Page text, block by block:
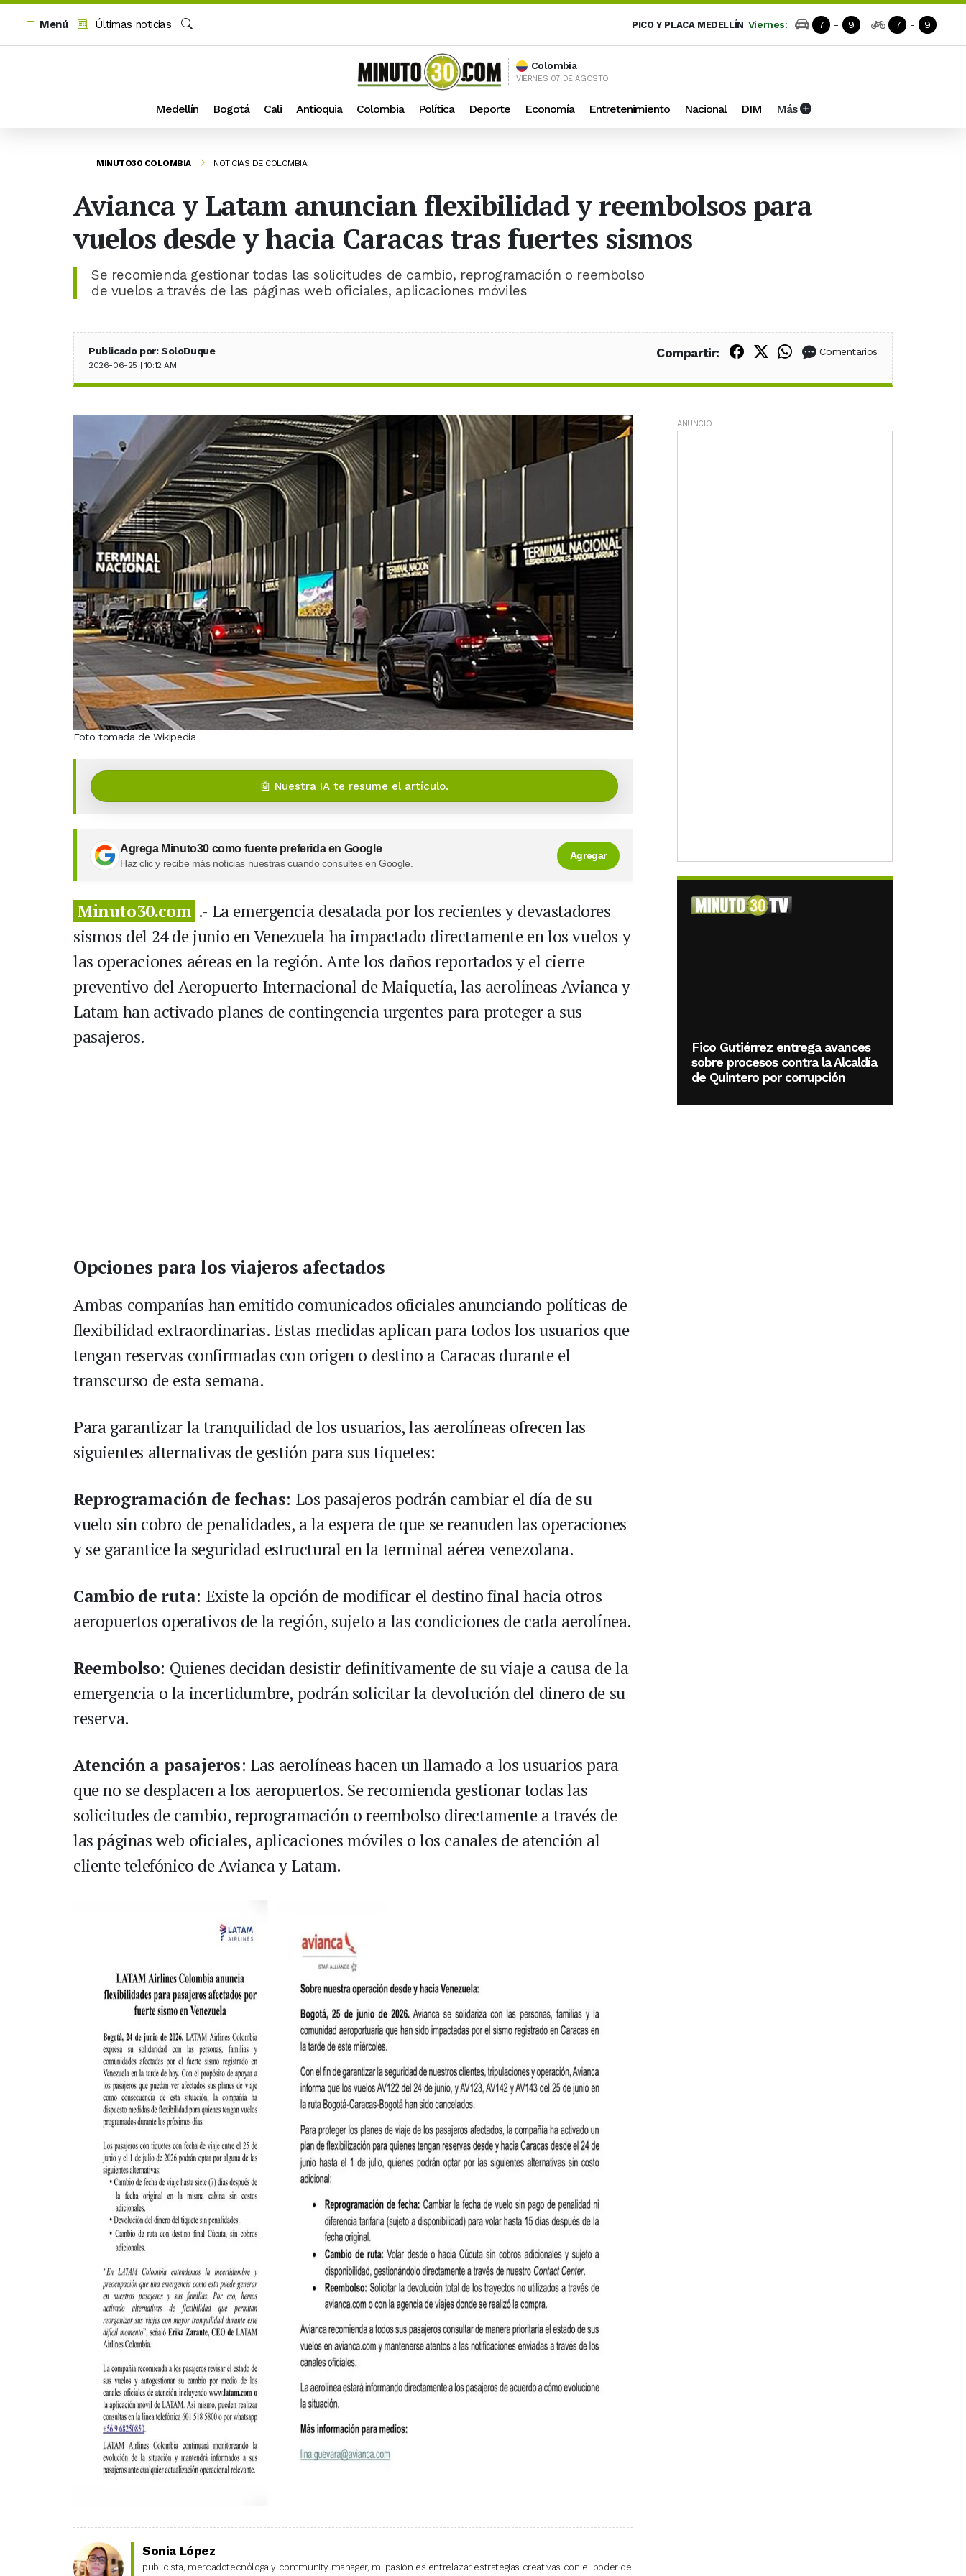
Menú
Últimas noticias
PICO Y PLACA MEDELLÍN Viernes: 7 - 9 7 - 9
Colombia
VIERNES 07 DE AGOSTO
Medellín Bogotá Cali Antioquia Colombia Política Deporte Economía Entretenimiento Nacional DIM Más
MINUTO30 COLOMBIA NOTICIAS DE COLOMBIA
Avianca y Latam anuncian flexibilidad y reembolsos para
vuelos desde y hacia Caracas tras fuertes sismos
Se recomienda gestionar todas las solicitudes de cambio, reprogramación o reembolso
de vuelos a través de las páginas web oficiales, aplicaciones móviles
Publicado por: SoloDuque
2026-06-25 | 10:12 AM
Compartir: Compartir en Facebook
Compartir en X (Twitter)
Compartir en WhatsApp
Comentarios
Foto tomada de Wikipedia
🤖 Nuestra IA te resume el artículo.
Agrega Minuto30 como fuente preferida en Google
Haz clic y recibe más noticias nuestras cuando consultes en Google.
Agregar
Minuto30.com .- La emergencia desatada por los recientes y devastadores
sismos del 24 de junio en Venezuela ha impactado directamente en los vuelos y
las operaciones aéreas en la región. Ante los daños reportados y el cierre
preventivo del Aeropuerto Internacional de Maiquetía, las aerolíneas Avianca y
Latam han activado planes de contingencia urgentes para proteger a sus
pasajeros.
Opciones para los viajeros afectados
Ambas compañías han emitido comunicados oficiales anunciando políticas de
flexibilidad extraordinarias. Estas medidas aplican para todos los usuarios que
tengan reservas confirmadas con origen o destino a Caracas durante el
transcurso de esta semana.
Para garantizar la tranquilidad de los usuarios, las aerolíneas ofrecen las
siguientes alternativas de gestión para sus tiquetes:
Reprogramación de fechas: Los pasajeros podrán cambiar el día de su
vuelo sin cobro de penalidades, a la espera de que se reanuden las operaciones
y se garantice la seguridad estructural en la terminal aérea venezolana.
Cambio de ruta: Existe la opción de modificar el destino final hacia otros
aeropuertos operativos de la región, sujeto a las condiciones de cada aerolínea.
Reembolso: Quienes decidan desistir definitivamente de su viaje a causa de la
emergencia o la incertidumbre, podrán solicitar la devolución del dinero de su
reserva.
Atención a pasajeros: Las aerolíneas hacen un llamado a los usuarios para
que no se desplacen a los aeropuertos. Se recomienda gestionar todas las
solicitudes de cambio, reprogramación o reembolso directamente a través de
las páginas web oficiales, aplicaciones móviles o los canales de atención al
cliente telefónico de Avianca y Latam.
Sonia López
publicista, mercadotecnóloga y community manager, mi pasión es entrelazar estrategias creativas con el poder de
ANUNCIO
Fico Gutiérrez entrega avances
sobre procesos contra la Alcaldía
de Quintero por corrupción